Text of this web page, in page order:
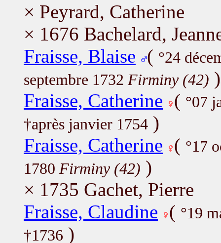
× Peyrard, Catherine
× 1676 Bachelard,
Fraisse, Blaise ( °24
septembre 1732 Firminy (42) )
Fraisse, Catherine ( °07
†après janvier 1754 )
Fraisse, Catherine ( °17
1780 Firminy (42) )
× 1735 Gachet, Pierre
Fraisse, Claudine ( °19
†1736 )